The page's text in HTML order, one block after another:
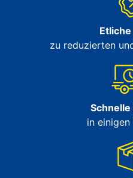
zu reduzierten
in